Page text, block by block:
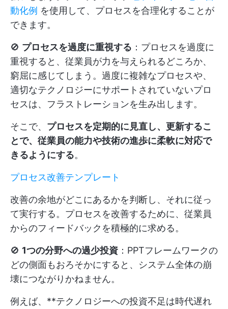
動化例 を使用して、プロセスを合理化することが
できます。
🚫 プロセスを過度に重視する ：プロセスを過度に
重視すると、従業員が力を与えられるどころか、
窮屈に感じてしまう。過度に複雑なプロセスや、
適切なテクノロジーにサポートされていないプロ
セスは、フラストレーションを生み出します。
そこで、 プロセスを定期的に見直し、更新するこ
とで、従業員の能力や技術の進歩に柔軟に対応で
きるようにする。
プロセス改善テンプレート
改善の余地がどこにあるかを判断し、それに従っ
て実行する。プロセスを改善するために、従業員
からのフィードバックを積極的に求める。
🚫 1つの分野への過少投資 ：PPTフレームワークの
どの側面もおろそかにすると、システム全体の崩
壊につながりかねません。
例えば、**テクノロジーへの投資不足は時代遅れ